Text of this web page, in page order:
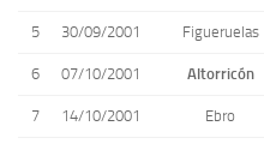
5 30/09/2001 Figueruelas
6 07/10/2001 Altorricón
7 14/10/2001 Ebro